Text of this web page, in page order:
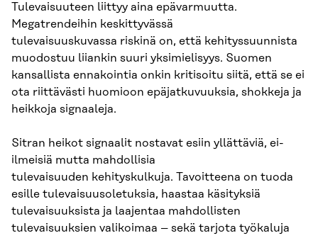
Tulevaisuuteen liittyy aina epävarmuutta.
Megatrendeihin keskittyvässä
tulevaisuuskuvassa riskinä on, että kehityssuunnista
muodostuu liiankin suuri yksimielisyys. Suomen
kansallista ennakointia onkin kritisoitu siitä, että se ei
ota riittävästi huomioon epäjatkuvuuksia, shokkeja ja
heikkoja signaaleja.
Sitran heikot signaalit nostavat esiin yllättäviä, ei-
ilmeisiä mutta mahdollisia
tulevaisuuden kehityskulkuja. Tavoitteena on tuoda
esille tulevaisuusoletuksia, haastaa käsityksiä
tulevaisuuksista ja laajentaa mahdollisten
tulevaisuuksien valikoimaa – sekä tarjota työkaluja